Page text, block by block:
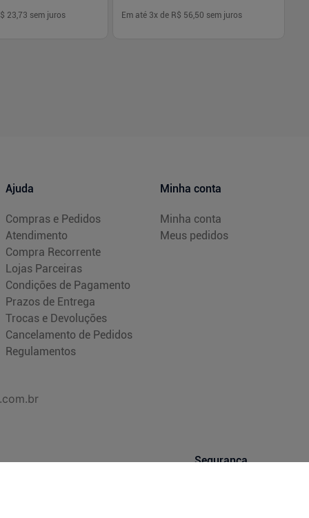
23,73 sem juros Em até 3x de R$ 56,50 sem juros
Ajuda
Compras e Pedidos
Atendimento
Compra Recorrente
Lojas Parceiras
Condições de Pagamento
Prazos de Entrega
Trocas e Devoluções
Cancelamento de Pedidos
Regulamentos
Minha conta
Minha conta
Meus pedidos
Segurança